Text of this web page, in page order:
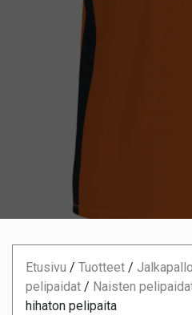
Etusivu / Tuotteet / Jalkapallo
pelipaidat / Naisten
hihaton pelipaita